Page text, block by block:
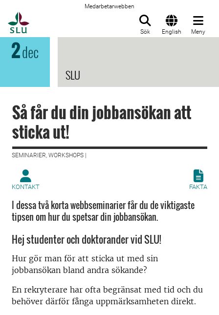
Medarbetarwebben
Sök English Meny
2dec
SLU
Så får du din jobbansökan att
sticka ut!
SEMINARIER, WORKSHOPS |
KONTAKT FAKTA
I dessa två korta webbseminarier får du de viktigaste
tipsen om hur du spetsar din jobbansökan.
Hej studenter och doktorander vid SLU!
Hur gör man för att sticka ut med sin
jobbansökan bland andra sökande?
En rekryterare har ofta begränsat med tid och du
behöver därför fånga uppmärksamheten direkt.